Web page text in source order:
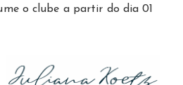
o clube a partir do dia 01